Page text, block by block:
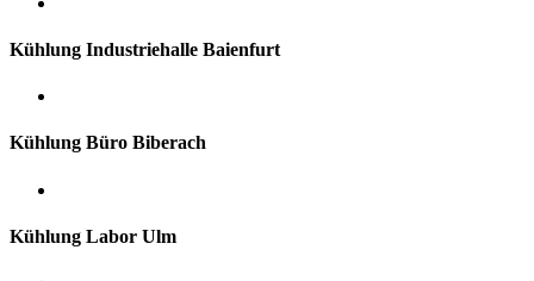
Kühlung Industriehalle Baienfurt
Kühlung Büro Biberach
Kühlung Labor Ulm